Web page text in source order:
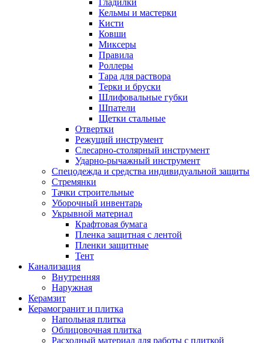
Гладилки
Кельмы и мастерки
Кисти
Ковши
Миксеры
Правила
Роллеры
Тара для раствора
Терки и бруски
Шлифовальные губки
Шпатели
Щетки стальные
Отвертки
Режущий инструмент
Слесарно-столярный инструмент
Ударно-рычажный инструмент
Спецодежда и средства индивидуальной защиты
Стремянки
Тачки строительные
Уборочный инвентарь
Укрывной материал
Крафтовая бумага
Пленка защитная с лентой
Пленки защитные
Тент
Канализация
Внутренняя
Наружная
Керамзит
Керамогранит и плитка
Напольная плитка
Облицовочная плитка
Расходный материал для работы с плиткой